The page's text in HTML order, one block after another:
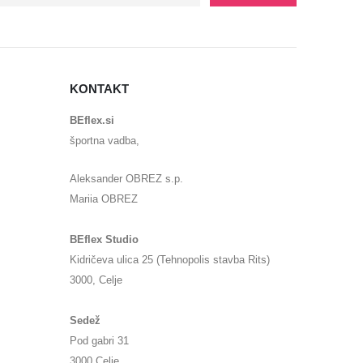
KONTAKT
BEflex.si
športna vadba,
Aleksander OBREZ s.p.
Mariia OBREZ
BEflex Studio
Kidričeva ulica 25 (Tehnopolis stavba Rits)
3000, Celje
Sedež
Pod gabri 31